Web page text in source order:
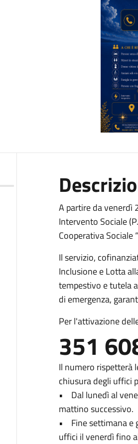
A partire da venerdì
Intervento Sociale
Cooperativa Sociale
Il servizio,
Inclusione e Lotta
tempestivo e tutela
di emergenza,
Per l'attivazione
351
Il numero rispetterà
chiusura degli uffici
• Dal lunedì al
mattino successivo.
• Fine settimana e
uffici il venerdì fino